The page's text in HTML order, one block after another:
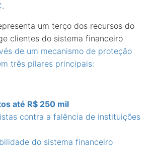
.
um terço dos recursos do
clientes do sistema financeiro
de um mecanismo de proteção
três pilares principais:
até R$ 250 mil
contra a falência de instituições
do sistema financeiro